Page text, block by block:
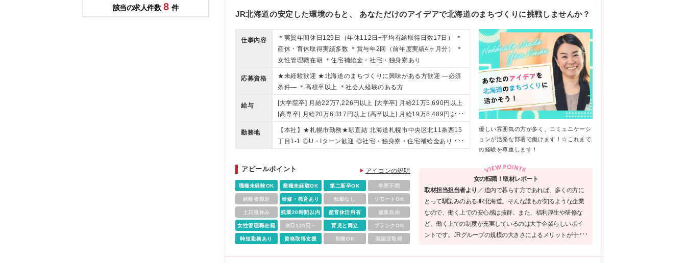
8
JR北海道の安定した環境のもと、 あなただけのアイデアで北海道のまちづくりに挑戦しませんか？
仕事内容
＊実質年間休日129日（年休112日+平均有給取得日数17日） ＊
産休・育休取得実績多数 ＊賞与年2回（前年度実績4ヶ月分） ＊
女性管理職在籍 ＊住宅補給金・社宅・独身寮あり
応募資格
★未経験歓迎 ★北海道のまちづくりに興味がある方歓迎 ―必須
条件― ＊高校卒以上 ＊社会人経験のある方
給与
[大学院卒] 月給22万7,226円以上 [大学卒] 月給21万5,690円以上
[高専卒] 月給20万6,317円以上 [高卒以上] 月給19万8,489円以上
す。 ★前職・現職の勤続年数、経験を考慮し給与を決定してい
などを加算した金額を初任給として決定しています。なので「転
職したら1年目の給与に戻ってしまう...」と心配する必要はあり
ません!あなたのこれまでの経験やスキルを尊重します! ＜各種手
当＞ ◆通勤手当 ◆都市手当 ◆超過勤務手当 ◆夜勤手当 ◆職務
手当 ◆祝日等勤務手当 ◆交代制等勤務手当 ◆緊急呼出し手当
◆寒冷地手当（年間最大154,600円） ◆扶養手当（配偶者：月1
5,000円／子ども1人あたり：月5,000円） ◆特殊勤務手当（指
勤務地
【本社】★札幌市勤務★駅直結 北海道札幌市中央区北11条西15
丁目1-1 ◎U・Iターン歓迎 ◎社宅・独身寮・住宅補給金あり (変
優しい雰囲気の方が多く、コミュニケーシ
ョンが活発な部署で働けます！☆これまで
の経験を尊重します！
アピールポイント アイコンの説明
職種未経験OK 業種未経験OK 第二新卒OK 学歴不問
経験者限定 研修・教育あり 転勤なし リモートOK
土日祝休み 残業20時間以内 産育休活用有 服装自由
女性管理職在籍 休日120日～ 育児と両立 ブランクOK
時短勤務あり 資格取得支援 副業OK 国認定取得
女の転職！取材レポート
取材担当担当者より ／ 道内で暮らす方であれば、多くの方に
とって馴染みのあるJR北海道。そんな誰もが知るような企業
なので、働く上での安心感は抜群。また、福利厚生や研修な
ど、働く上での制度が充実しているのは大手企業らしいポイ
ントです。JRグループの規模の大きさによるメリットが十分
ても、「安心できる転職」になるでしょう。